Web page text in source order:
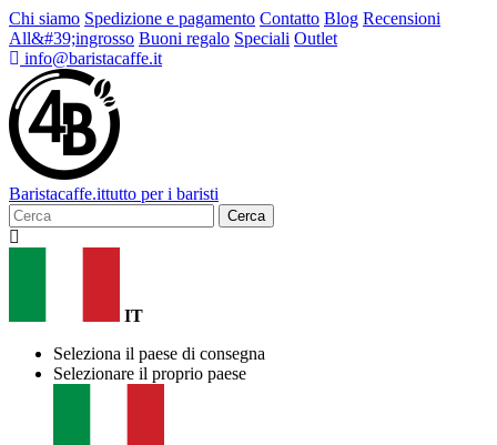
Chi siamo Spedizione e pagamento Contatto Blog Recensioni
All&#39;ingrosso Buoni regalo Speciali Outlet
info@baristacaffe.it
Baristacaffe.ittutto per i baristi
Cerca
IT
Seleziona il paese di consegna
Selezionare il proprio paese